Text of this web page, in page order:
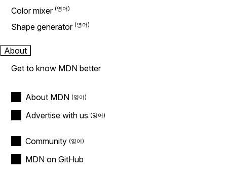
Color mixer
Shape generator
About
Get to know MDN better
About MDN
Advertise with us
Community
MDN on GitHub